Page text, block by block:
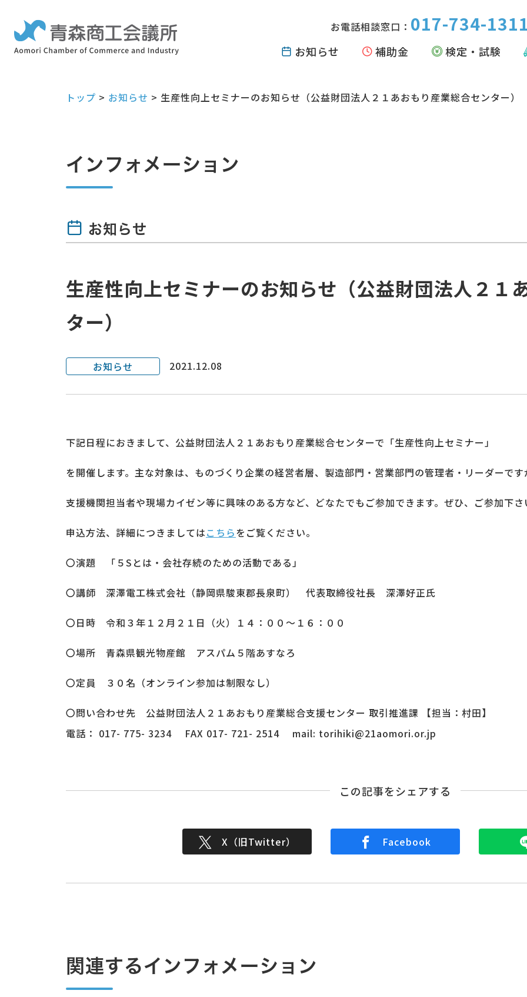
お電話相談窓口： 017-734-1311
お知らせ 補助金 検定・試験
トップ > お知らせ > 生産性向上セミナーのお知らせ（公益財団法人２１あおもり産業総合センター）
インフォメーション
お知らせ
生産性向上セミナーのお知らせ（公益財団法人２１
ター）
お知らせ 2021.12.08
下記日程におきまして、公益財団法人２１あおもり産業総合センターで「生産性向上セミナー」
を開催します。主な対象は、ものづくり企業の経営者層、製造部門・ 営業部門の管理者・リーダーです
支援機関担当者や現場カイゼン等に興味のある方など、 どなたでもご参加できます。ぜひ、ご参加下さ
申込方法、詳細につきましてはこちらをご覧ください。
〇演題 「５Sとは・会社存続のための活動である」
〇講師 深澤電工株式会社（静岡県駿東郡長泉町） 代表取締役社長 深澤好正氏
〇日時 令和３年１２月２１日（火）１４：００～１６：００
〇場所 青森県観光物産館 アスパム５階あすなろ
〇定員 ３０名（オンライン参加は制限なし）
〇問い合わせ先 公益財団法人２１あおもり産業総合支援センター 取引推進課 【担当：村田】
電話： 017- 775- 3234 FAX 017- 721- 2514 mail: torihiki@21aomori.or.jp
この記事をシェアする
X（旧Twitter） Facebook
関連するインフォメーション